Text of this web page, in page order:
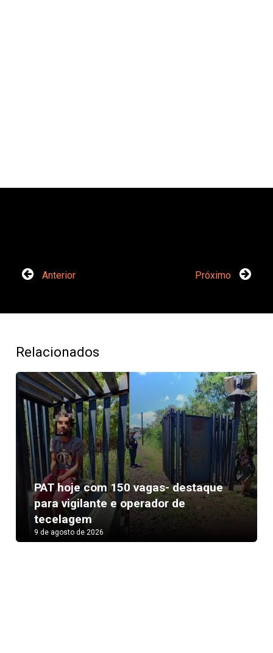
Anterior Próximo
Relacionados
PAT hoje com 150 vagas- destaque
para vigilante e operador de
tecelagem
9 de agosto de 2026
Next